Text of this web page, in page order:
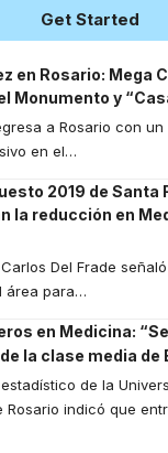
Get Started
en Rosario: Mega
Monumento y
a Rosario con
en el…
2019 de Santa
la reducción en
Del Frade
área para…
en Medicina:
la clase media de
de la
Rosario indicó que